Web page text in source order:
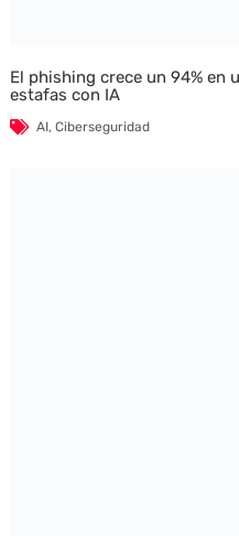
El phishing crece un 94% en
estafas con IA
AI, Ciberseguridad